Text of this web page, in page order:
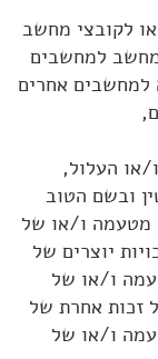
או לקובצי מחשב
מחשב למחשבים
למחשבים אחרים
ו/או העלול,
ובשם הטוב
מטעמה ו/או של
יוצרים של
ו/או של
זכות אחרת של
ו/או של